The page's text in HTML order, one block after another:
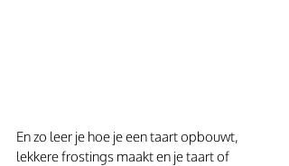
En zo leer je hoe je een taart opbouwt,
lekkere frostings maakt en je taart of